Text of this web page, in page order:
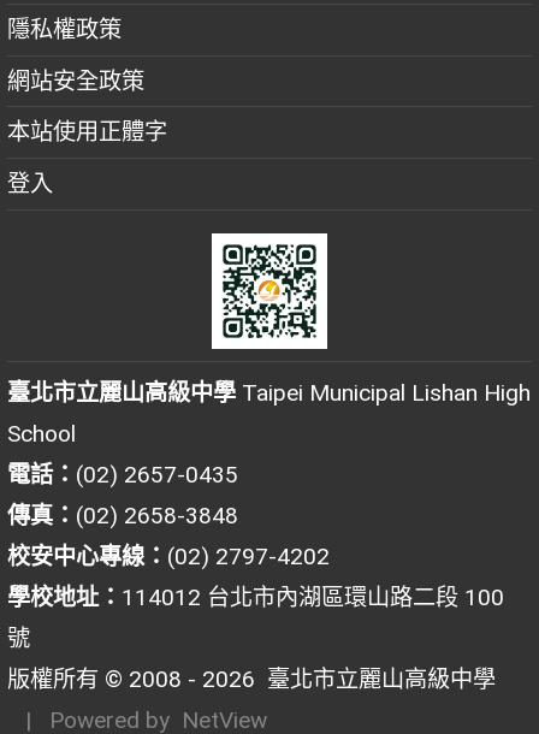
隱私權政策
網站安全政策
本站使用正體字
登入
臺北市立麗山高級中學 Taipei Municipal Lishan High
School
電話： (02) 2657-0435
傳真： (02) 2658-3848
校安中心專線： (02) 2797-4202
學校地址： 114012 台北市內湖區環山路二段 100
號
版權所有 © 2008 - 2026 臺北市立麗山高級中學
| Powered by NetView